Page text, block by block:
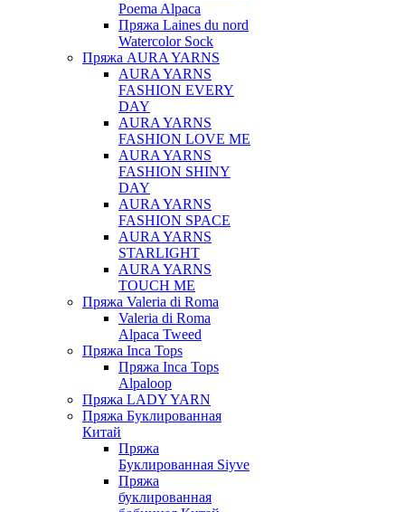
Poema Alpaca
Пряжа Laines du nord
Watercolor Sock
Пряжа AURA YARNS
AURA YARNS
FASHION EVERY
DAY
AURA YARNS
FASHION LOVE ME
AURA YARNS
FASHION SHINY
DAY
AURA YARNS
FASHION SPACE
AURA YARNS
STARLIGHT
AURA YARNS
TOUCH ME
Пряжа Valeria di Roma
Valeria di Roma
Alpaca Tweed
Пряжа Inca Tops
Пряжа Inca Tops
Alpaloop
Пряжа LADY YARN
Пряжа Буклированная
Китай
Пряжа
Буклированная Siyve
Пряжа
буклированная